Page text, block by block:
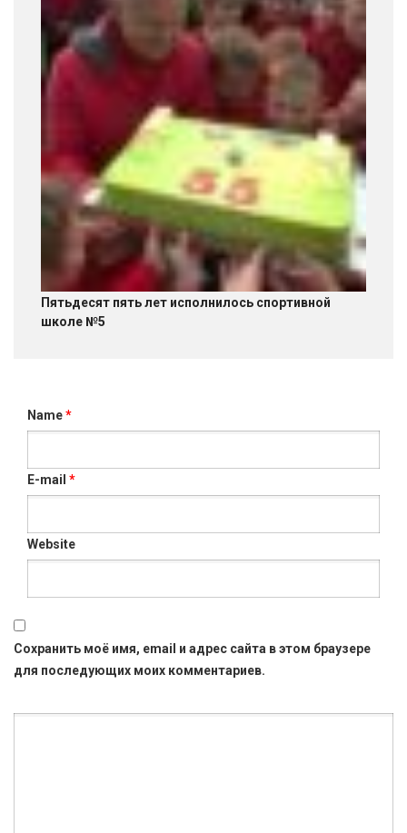
Пятьдесят пять лет исполнилось спортивной
школе №5
Name*
E-mail *
Website
Сохранить моё имя, email и адрес сайта в этом браузере
для последующих моих комментариев.